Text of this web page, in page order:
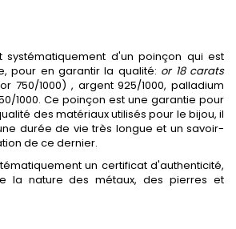
systématiquement d'un poinçon qui est
pour en garantir la qualité: or 18 carats
750/1000) , argent 925/1000, palladium
1000. Ce poinçon est une garantie pour
des matériaux utilisés pour le bijou, il
durée de vie très longue et un savoir-
de ce dernier.
un certificat d'authenticité,
la nature des métaux, des pierres et